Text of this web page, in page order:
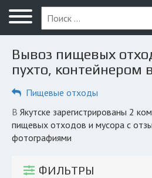
Меню
Главная
Вопрос юристу
Компании
КОМПАНИЯМ
Вывоз пищевых
пухто, контейнером
Пищевые отходы
в Якутске зарегистрированы 2 компании по вывозу
пищевых отходов и мусора с
фотографиями
ФИЛЬТРЫ